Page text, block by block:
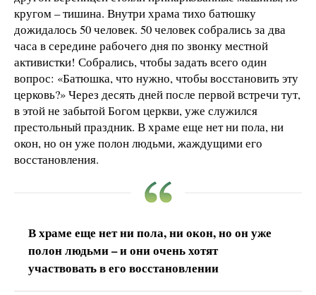
кругом – тишина. Внутри храма тихо батюшку
дожидалось 50 человек. 50 человек собрались за два
часа в середине рабочего дня по звонку местной
активистки! Собрались, чтобы задать всего один
вопрос: «Батюшка, что нужно, чтобы восстановить эту
церковь?» Через десять дней после первой встречи тут,
в этой не забытой Богом церкви, уже служился
престольный праздник. В храме еще нет ни пола, ни
окон, но он уже полон людьми, жаждущими его
восстановления.
В храме еще нет ни пола, ни окон, но он уже
полон людьми – и они очень хотят
участвовать в его восстановлении